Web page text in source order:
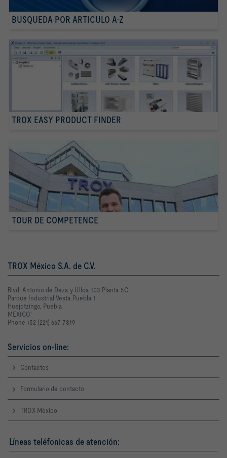
BUSQUEDA POR ARTICULO A-Z
TROX EASY PRODUCT FINDER
TOUR DE COMPETENCE
TROX México S.A. de C.V.
Blvd. Antonio de Deza y Ulloa 103 Planta 5C
Parque Industrial Vesta Puebla 1
Huejotzingo, Puebla
MEXICO'
Phone +52 (221) 667 7819
Servicios on-line:
Contactos
Formulario de contacto
TROX México
Líneas teléfonicas de atención: